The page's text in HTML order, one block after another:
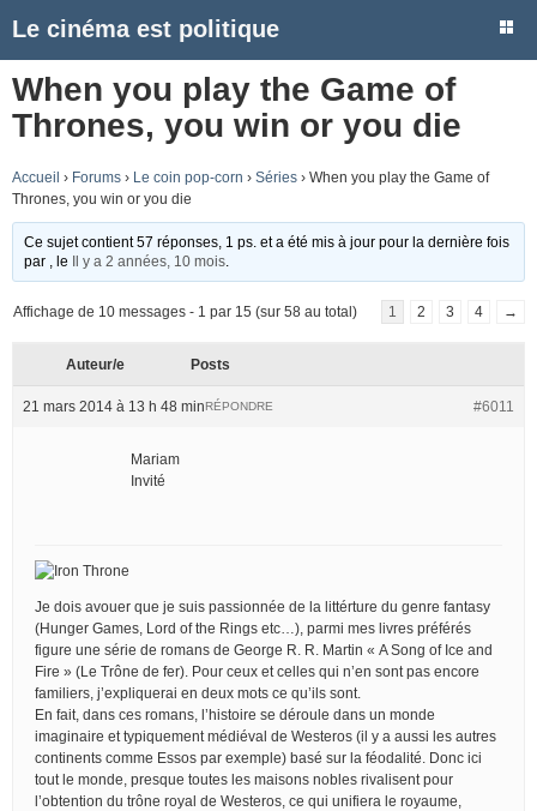
Le cinéma est politique
When you play the Game of
Thrones, you win or you die
Accueil › Forums › Le coin pop-corn › Séries › When you play the Game of
Thrones, you win or you die
Ce sujet contient 57 réponses, 1 ps. et a été mis à jour pour la dernière fois
par
, le Il y a 2 années, 10 mois
Affichage de 10 messages - 1 par 15 (sur 58 au total) 1 2 3 4 →
Auteur/e Posts
21 mars 2014 à 13 h 48 min #6011
RÉPONDRE
Mariam
Invité
Je dois avouer que je suis passionnée de la littérture du genre fantasy
(Hunger Games, Lord of the Rings etc…), parmi mes livres préférés
figure une série de romans de George R. R. Martin « A Song of Ice and
Fire » (Le Trône de fer). Pour ceux et celles qui n’en sont pas encore
familiers, j’expliquerai en deux mots ce qu’ils sont.
En fait, dans ces romans, l’histoire se déroule dans un monde
imaginaire et typiquement médiéval de Westeros (il y a aussi les autres
continents comme Essos par exemple) basé sur la féodalité. Donc ici
tout le monde, presque toutes les maisons nobles rivalisent pour
l’obtention du trône royal de Westeros, ce qui unifiera le royaume,